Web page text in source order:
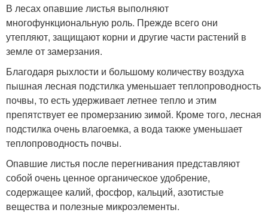
В лесах опавшие листья выполняют
многофункциональную роль. Прежде всего они
утепляют, защищают корни и другие части растений в
земле от замерзания.
Благодаря рыхлости и большому количеству воздуха
пышная лесная подстилка уменьшает теплопроводность
почвы, то есть удерживает летнее тепло и этим
препятствует ее промерзанию зимой. Кроме того, лесная
подстилка очень влагоемка, а вода также уменьшает
теплопроводность почвы.
Опавшие листья после перегнивания представляют
собой очень ценное органическое удобрение,
содержащее калий, фосфор, кальций, азотистые
вещества и полезные микроэлементы.